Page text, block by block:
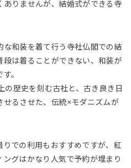
ありませんが、結婚式ができる寺
な和装を着て行う寺社仏閣での結
段は着ることができない、和装が
。
の歴史を刻む古社と、古き良き日
せるさせた、伝統×モダニズムが
りでの利用もおすすめですが、紅
グはかなり人気で予約が埋まり